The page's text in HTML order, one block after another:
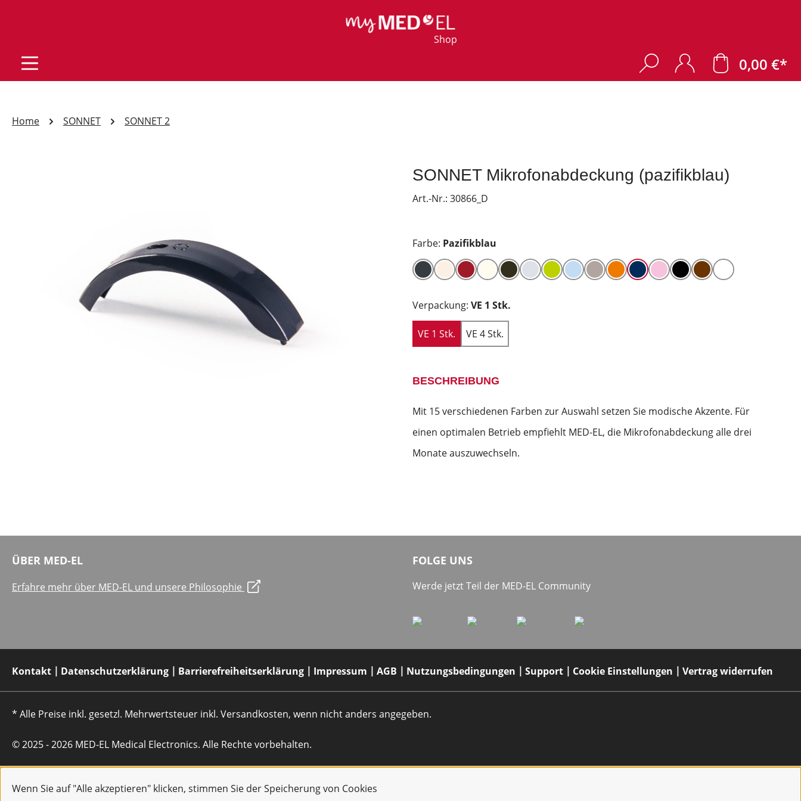
Wenn Sie auf "Alle akzeptieren" klicken, stimmen Sie der Speicherung von Cookies
Shop
0,00 €*
Home SONNET SONNET 2
SONNET Mikrofonabdeckung (pazifikblau)
Art.-Nr.: 30866_D
Farbe: Pazifikblau
Verpackung: VE 1 Stk.
VE 1 Stk. VE 4 Stk.
BESCHREIBUNG
Mit 15 verschiedenen Farben zur Auswahl setzen Sie modische Akzente. Für
einen optimalen Betrieb empfiehlt MED-EL, die Mikrofonabdeckung alle drei
Monate auszuwechseln.
ÜBER MED-EL
Erfahre mehr über MED-EL und unsere Philosophie
FOLGE UNS
Werde jetzt Teil der MED-EL Community
Kontakt Datenschutzerklärung Barrierefreiheitserklärung Impressum AGB Nutzungsbedingungen Support Cookie Einstellungen Vertrag widerrufen
* Alle Preise inkl. gesetzl. Mehrwertsteuer inkl. Versandkosten, wenn nicht anders angegeben.
© 2025 - 2026 MED-EL Medical Electronics. Alle Rechte vorbehalten.